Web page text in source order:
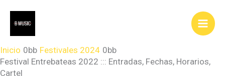
contenido
Inicio
Festivales 2024
Festival Entrebateas 2022 ::: Entradas, Fechas, Horarios,
Cartel